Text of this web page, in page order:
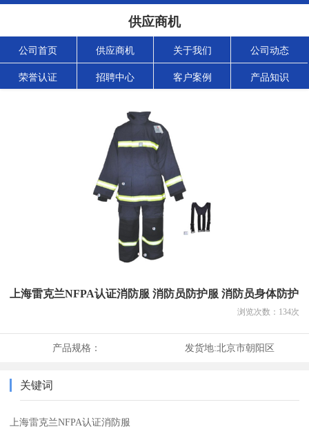
供应商机
公司首页 供应商机 关于我们 公司动态
荣誉认证 招聘中心 客户案例 产品知识
上海雷克兰NFPA认证消防服 消防员防护服 消防员身体防护
浏览次数： 134次
产品规格： 发货地:北京市朝阳区
关键词
上海雷克兰NFPA认证消防服